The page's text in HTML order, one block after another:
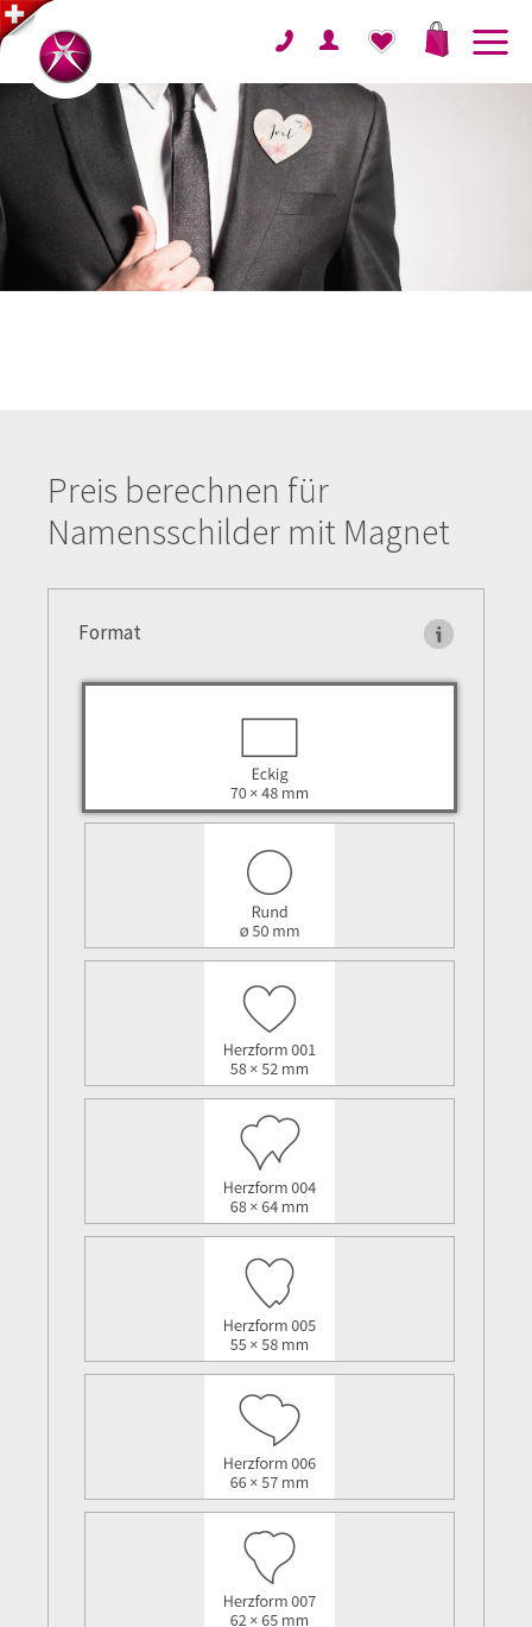
Preis berechnen für
Namensschilder mit Magnet
Format